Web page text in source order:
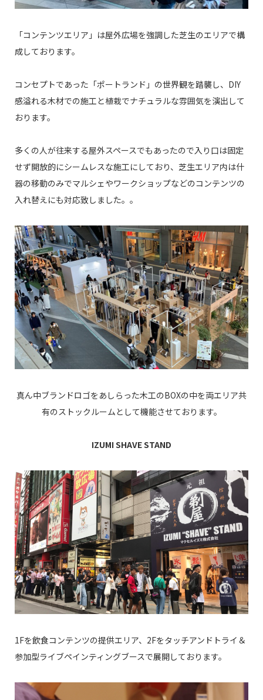
「コンテンツエリア」は屋外広場を強調した芝生のエリアで構
成しております。
コンセプトであった「ポートランド」の世界観を踏襲し、DIY
感溢れる木材での施工と植栽でナチュラルな雰囲気を演出して
おります。
多くの人が往来する屋外スペースでもあったので入り口は固定
せず開放的にシームレスな施工にしており、芝生エリア内は什
器の移動のみでマルシェやワークショップなどのコンテンツの
入れ替えにも対応致しました。。
真ん中ブランドロゴをあしらった木工のBOXの中を両エリア共
有のストックルームとして機能させております。
IZUMI SHAVE STAND
1Fを飲食コンテンツの提供エリア、2Fをタッチアンドトライ＆
参加型ライブペインティングブースで展開しております。